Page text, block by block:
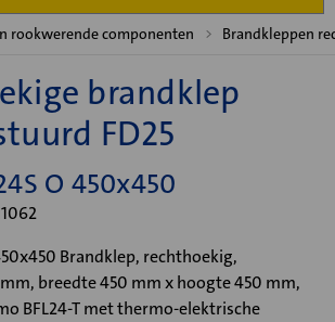
rookwerende componenten Brandkleppen
brandklep
FD25
O 450x450
Brandklep, rechthoekig,
breedte 450 mm x hoogte 450 mm,
BFL24-T met thermo-elektrische